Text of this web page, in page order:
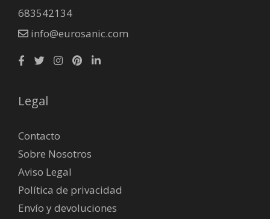
683542134
info@eurosanic.com
Legal
Contacto
Sobre Nosotros
Aviso Legal
Política de privacidad
Envío y devoluciones